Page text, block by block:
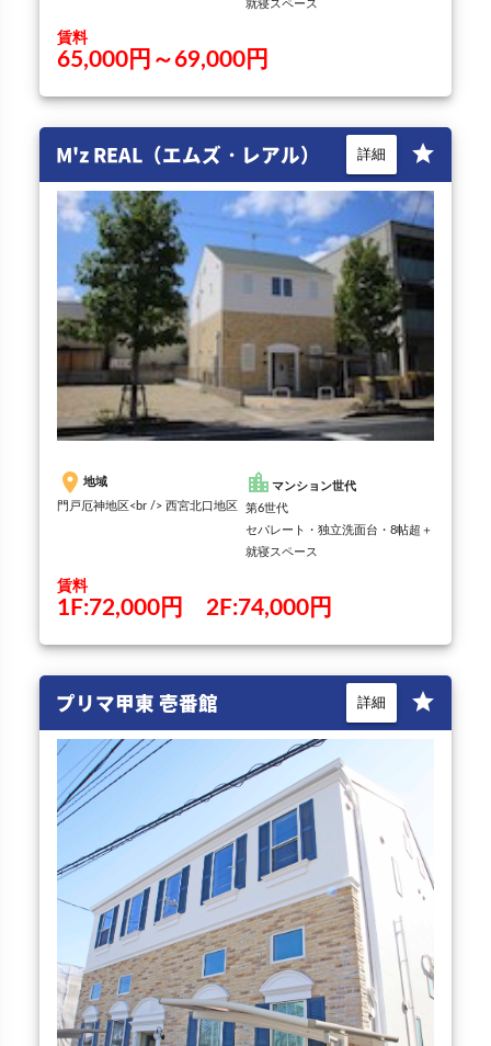
就寝スペース
賃料
65,000円～69,000円
M'z REAL（エムズ・レアル） star
詳細
place 地域
門戸厄神地区<br /> 西宮北口地区
location_city マンション世代
第6世代
セパレート・独立洗面台・8帖超＋
就寝スペース
賃料
1F:72,000円 2F:74,000円
プリマ甲東 壱番館 star
詳細